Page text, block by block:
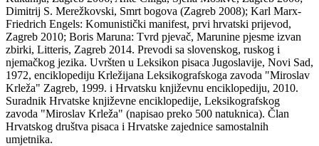
Dimitrij S. Merežkovski, Smrt bogova (Zagreb 2008); Karl Marx-
Friedrich Engels: Komunistički manifest, prvi hrvatski prijevod,
Zagreb 2010; Boris Maruna: Tvrd pjevač, Marunine pjesme izvan
zbirki, Litteris, Zagreb 2014. Prevodi sa slovenskog, ruskog i
njemačkog jezika. Uvršten u Leksikon pisaca Jugoslavije, Novi Sad,
1972, enciklopediju Krležijana Leksikografskoga zavoda "Miroslav
Krleža" Zagreb, 1999. i Hrvatsku književnu enciklopediju, 2010.
Suradnik Hrvatske književne enciklopedije, Leksikografskog
zavoda "Miroslav Krleža" (napisao preko 500 natuknica). Član
Hrvatskog društva pisaca i Hrvatske zajednice samostalnih
umjetnika.